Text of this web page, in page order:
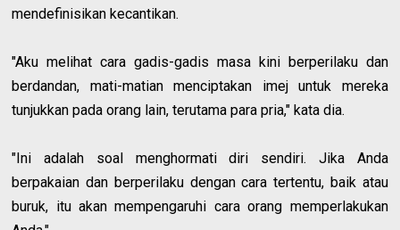
mendefinisikan kecantikan.
"Aku melihat cara gadis-gadis masa kini berperilaku dan
berdandan, mati-matian menciptakan imej untuk mereka
tunjukkan pada orang lain, terutama para pria," kata dia.
"Ini adalah soal menghormati diri sendiri. Jika Anda
berpakaian dan berperilaku dengan cara tertentu, baik atau
buruk, itu akan mempengaruhi cara orang memperlakukan